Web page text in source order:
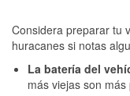
Considera preparar tu
huracanes si notas
La batería del
más viejas son